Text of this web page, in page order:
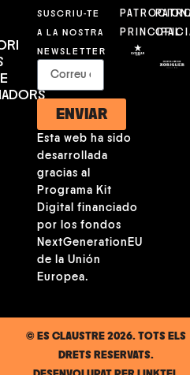
SUSCRIU-TE
A LA NOSTRA
NEWSLETTER
ENVIAR
Esta web ha sido
desarrollada
gracias al
Programa Kit
Digital financiado
por los fondos
NextGenerationEU
de la Unión
Europea.
PRINCIPAL
© ES CLAUSTRE 2026. TOTS ELS
DRETS RESERVATS.